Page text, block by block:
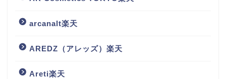
arcanalt楽天
AREDZ（アレッズ）楽天
Areti楽天